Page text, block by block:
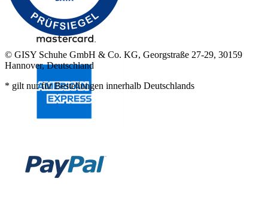
© GISY Schuhe GmbH & Co. KG, Georgstraße 27-29, 30159
Hannover, Deutschland
* gilt nur für Bestellungen innerhalb Deutschlands